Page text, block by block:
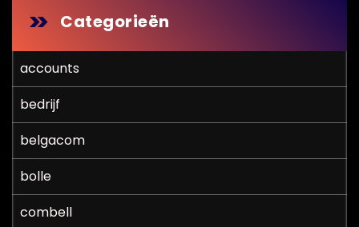
Categorieën
accounts
bedrijf
belgacom
bolle
combell